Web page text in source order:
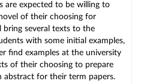
are expected to be willing to
of their choosing for
bring several texts to the
with some initial examples,
find examples at the university
of their choosing to prepare
abstract for their term papers.